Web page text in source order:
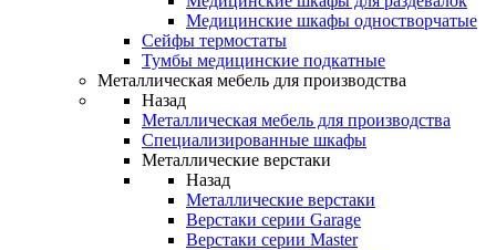
Медицинские шкафы одностворчатые
Сейфы термостаты
Тумбы медицинские подкатные
Металлическая мебель для производства
Назад
Металлическая мебель для производства
Cпециализированные шкафы
Металлические верстаки
Назад
Металлические верстаки
Верстаки серии Garage
Верстаки серии Master